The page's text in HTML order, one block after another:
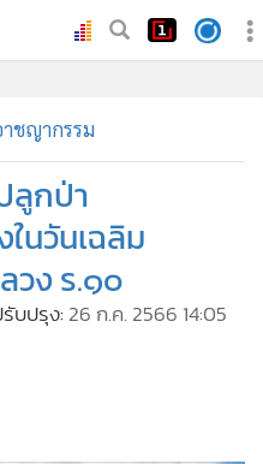
ชญากรรม
ลูกป่า
นวันเฉลิม
วง ร.๑๐
บปรุง: 26 ก.ค. 2566 14:05